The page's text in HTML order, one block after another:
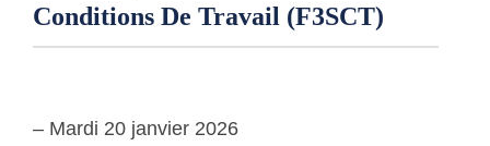
Conditions De Travail (F3SCT)
– Mardi 20 janvier 2026